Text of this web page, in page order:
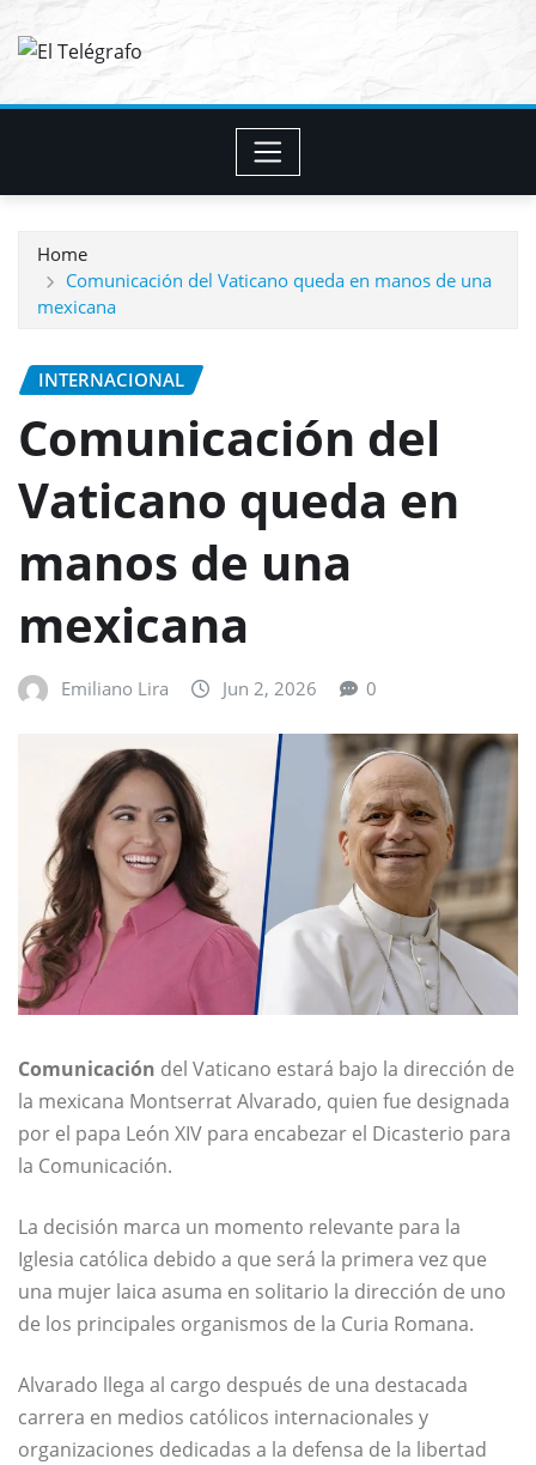
Home
Comunicación del Vaticano queda en manos de una
mexicana
INTERNACIONAL
Comunicación del
Vaticano queda en
manos de una
mexicana
Emiliano Lira Jun 2, 2026 0
Comunicación del Vaticano estará bajo la dirección de
la mexicana Montserrat Alvarado, quien fue designada
por el papa León XIV para encabezar el Dicasterio para
la Comunicación.
La decisión marca un momento relevante para la
Iglesia católica debido a que será la primera vez que
una mujer laica asuma en solitario la dirección de uno
de los principales organismos de la Curia Romana.
Alvarado llega al cargo después de una destacada
carrera en medios católicos internacionales y
organizaciones dedicadas a la defensa de la libertad